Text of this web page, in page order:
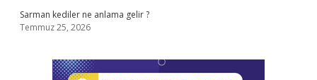
Sarman kediler ne anlama gelir ?
Temmuz 25, 2026